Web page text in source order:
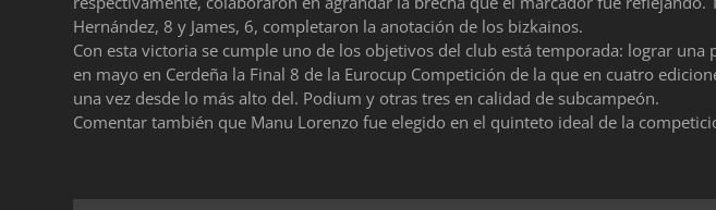
Hernández, 8 y James, 6, completaron la anotación de los bizkainos.
Con esta victoria se cumple uno de los objetivos del club está temporada: lograr una
en mayo en Cerdeña la Final 8 de la Eurocup Competición de la que en cuatro
una vez desde lo más alto del. Podium y otras tres en calidad de subcampeón.
Comentar también que Manu Lorenzo fue elegido en el quinteto ideal de la